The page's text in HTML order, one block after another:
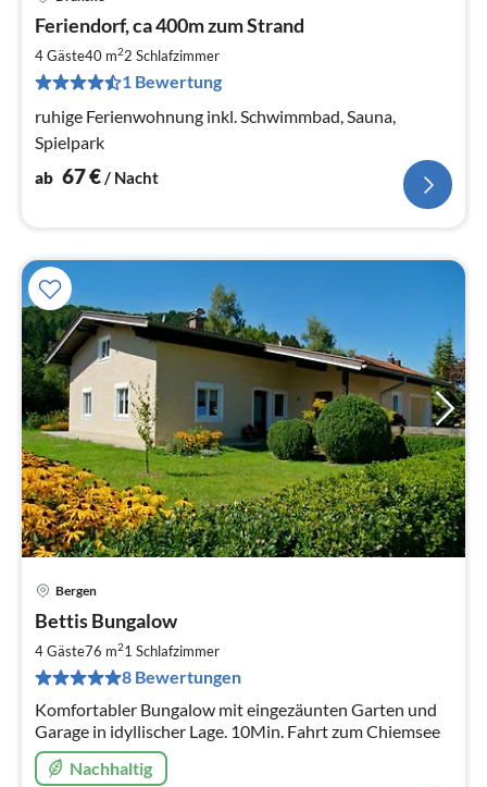
Feriendorf, ca 400m zum Strand
4 Gäste40 m22 Schlafzimmer
1 Bewertung
ruhige Ferienwohnung inkl. Schwimmbad, Sauna,
Spielpark
ab 67€/ Nacht
Bergen
Bettis Bungalow
4 Gäste76 m21 Schlafzimmer
8 Bewertungen
Komfortabler Bungalow mit eingezäunten Garten und
Garage in idyllischer Lage. 10Min. Fahrt zum Chiemsee
Nachhaltig